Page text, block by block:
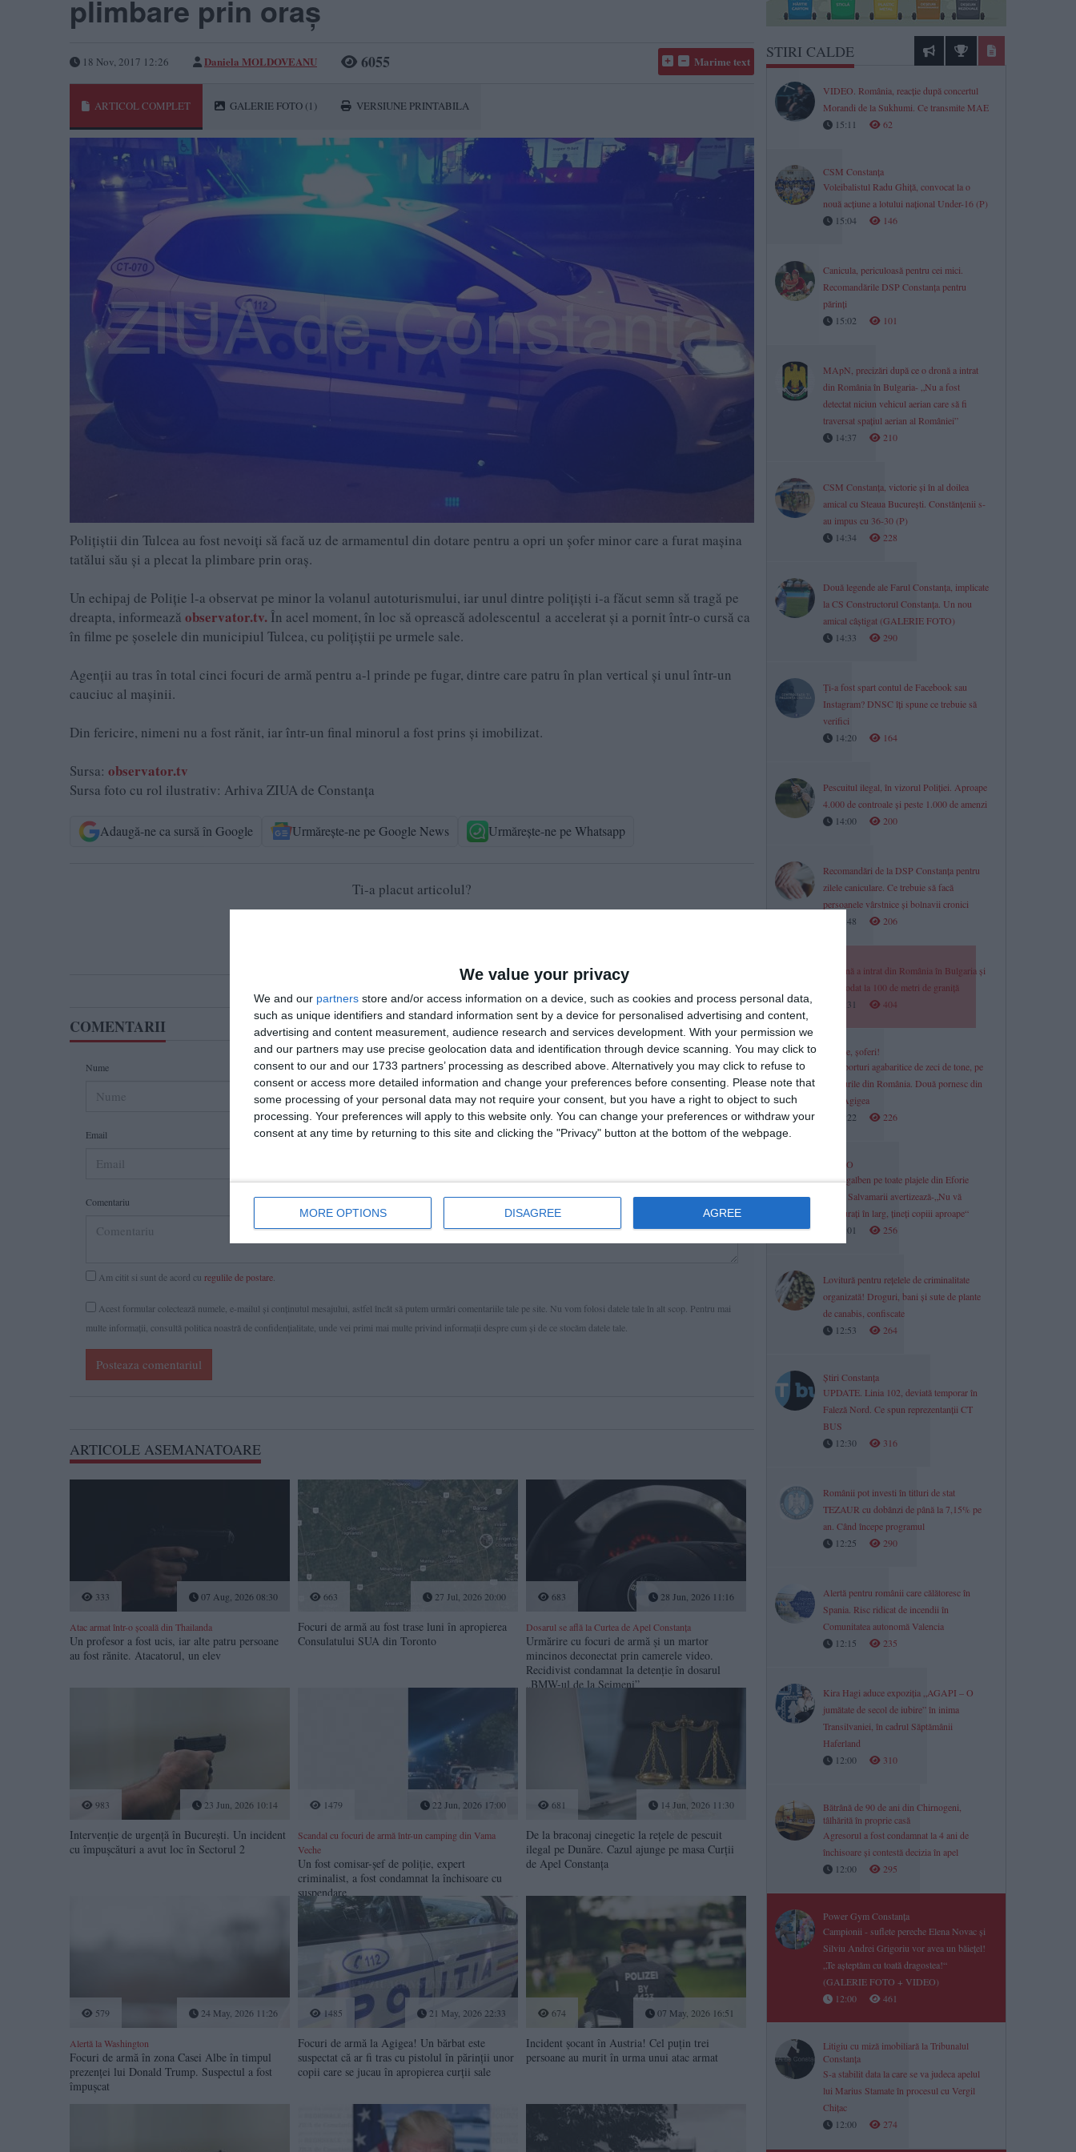
We value your privacy
We and our partners store and/or access information on a device, such as cookies and process personal data,
such as unique identifiers and standard information sent by a device for personalised advertising and content,
advertising and content measurement, audience research and services development. With your permission we
and our partners may use precise geolocation data and identification through device scanning. You may click to
consent to our and our 1733 partners’ processing as described above. Alternatively you may click to refuse to
consent or access more detailed information and change your preferences before consenting.
Please note that
some processing of your personal data may not require your consent, but you have a right to object to such
processing. Your preferences will apply to this website only. You can change your preferences or withdraw your
consent at any time by returning to this site and clicking the "Privacy" button at the bottom of the webpage.
MORE OPTIONS DISAGREE AGREE
plimbare prin oraș
18 Nov, 2017 12:26 Daniela MOLDOVEANU 6055 Marime text
ARTICOL COMPLET GALERIE FOTO (1) VERSIUNE PRINTABILA
Polițiștii din Tulcea au fost nevoiți să facă uz de armamentul din dotare pentru a opri un șofer minor care a furat mașina
tatălui său și a plecat la plimbare prin oraș.
Un echipaj de Poliție l-a observat pe minor la volanul autoturismului, iar unul dintre polițiști i-a făcut semn să tragă pe
dreapta, informează observator.tv.În acel moment, în loc să oprească adolescentul a accelerat și a pornit într-o cursă ca
în filme pe șoselele din municipiul Tulcea, cu polițiștii pe urmele sale.
Agenții au tras în total cinci focuri de armă pentru a-l prinde pe fugar, dintre care patru în plan vertical și unul într-un
cauciuc al mașinii.
Din fericire, nimeni nu a fost rănit, iar într-un final minorul a fost prins și imobilizat.
Sursa: observator.tv
Sursa foto cu rol ilustrativ: Arhiva ZIUA de Constanța
Adaugă-ne ca sursă în Google Urmărește-ne pe Google News Urmărește-ne pe Whatsapp
Ti-a placut articolul?
COMENTARII
Nume
Email
Comentariu
Am citit si sunt de acord cu regulile de postare
Acest formular colectează numele, e-mailul şi conținutul mesajului, astfel încât să putem urmări comentariile tale pe site. Nu vom folosi datele tale în alt scop. Pentru mai
multe informaţii, consultă politica noastră de confidenţialitate, unde vei primi mai multe privind informaţii despre cum și de ce stocăm datele tale.
Posteaza comentariul
ARTICOLE ASEMANATOARE
333 07 Aug, 2026 08:30
Atac armat într-o școală din Thailanda
Un profesor a fost ucis, iar alte patru persoane
au fost rănite. Atacatorul, un elev
663 27 Jul, 2026 20:00
Focuri de armă au fost trase luni în apropierea
Consulatului SUA din Toronto
683 28 Jun, 2026 11:16
Dosarul se află la Curtea de Apel Constanța
Urmărire cu focuri de armă și un martor
mincinos deconectat prin camerele video.
Recidivist condamnat la detenție în dosarul
„BMW-ul de la Seimeni”
983 23 Jun, 2026 10:14
Intervenție de urgență în București. Un incident
cu împușcături a avut loc în Sectorul 2
1479 22 Jun, 2026 17:00
Scandal cu focuri de armă într-un camping din Vama
Veche
Un fost comisar-șef de poliție, expert
criminalist, a fost condamnat la închisoare cu
suspendare
681 14 Jun, 2026 11:30
De la braconaj cinegetic la rețele de pescuit
ilegal pe Dunăre. Cazul ajunge pe masa Curții
de Apel Constanța
579 24 May, 2026 11:26
Alertă la Washington
Focuri de armă în zona Casei Albe în timpul
prezenței lui Donald Trump. Suspectul a fost
împușcat
1485 21 May, 2026 22:33
Focuri de armă la Agigea! Un bărbat este
suspectat că ar fi tras cu pistolul în părinții unor
copii care se jucau în apropierea curții sale
674 07 May, 2026 16:51
Incident șocant în Austria! Cel puțin trei
persoane au murit în urma unui atac armat
STIRI CALDE
VIDEO. România, reacție după concertul
Morandi de la Sukhumi. Ce transmite MAE
15:11
62
CSM Constanța
Voleibalistul Radu Ghiță, convocat la o
nouă acțiune a lotului național Under-16 (P)
15:04
146
Canicula, periculoasă pentru cei mici.
Recomandările DSP Constanța pentru
părinți
15:02
101
MApN, precizări după ce o dronă a intrat
din România în Bulgaria- „Nu a fost
detectat niciun vehicul aerian care să fi
traversat spațiul aerian al României”
14:37
210
CSM Constanța, victorie și în al doilea
amical cu Steaua București. Constănțenii s-
au impus cu 36-30 (P)
14:34
228
Două legende ale Farul Constanța, implicate
la CS Constructorul Constanța. Un nou
amical câștigat (GALERIE FOTO)
14:33
290
Ți-a fost spart contul de Facebook sau
Instagram? DNSC îți spune ce trebuie să
verifici
14:20
164
Pescuitul ilegal, în vizorul Poliției. Aproape
4.000 de controale și peste 1.000 de amenzi
14:00
200
Recomandări de la DSP Constanța pentru
zilele caniculare. Ce trebuie să facă
persoanele vârstnice și bolnavii cronici
13:48
206
O dronă a intrat din România în Bulgaria și
a explodat la 100 de metri de graniță
13:31
404
Atenție, șoferi!
Transporturi agabaritice de zeci de tone, pe
drumurile din România. Două pornesc din
PTF Agigea
13:22
226
VIDEO
Steag galben pe toate plajele din Eforie
Nord. Salvamarii avertizează-„Nu vă
aventurați în larg, țineți copiii aproape“
13:01
256
Lovitură pentru rețelele de criminalitate
organizată! Droguri, bani și sute de plante
de canabis, confiscate
12:53
264
Știri Constanța
UPDATE. Linia 102, deviată temporar în
Faleză Nord. Ce spun reprezentanții CT
BUS
12:30
316
Românii pot investi în titluri de stat
TEZAUR cu dobânzi de până la 7,15% pe
an. Când începe programul
12:25
290
Alertă pentru românii care călătoresc în
Spania. Risc ridicat de incendii în
Comunitatea autonomă Valencia
12:15
235
Kira Hagi aduce expoziția „AGAPI – O
jumătate de secol de iubire” în inima
Transilvaniei, în cadrul Săptămânii
Haferland
12:00
310
Bătrână de 90 de ani din Chirnogeni,
tâlhărită în proprie casă
Agresorul a fost condamnat la 4 ani de
închisoare și contestă decizia în apel
12:00
295
Power Gym Constanța
Campionii - suflete pereche Elena Novac și
Silviu Andrei Grigoriu vor avea un băiețel!
„Te așteptăm cu toată dragostea!“
(GALERIE FOTO + VIDEO)
12:00
461
Litigiu cu miză imobiliară la Tribunalul
Constanța
S-a stabilit data la care se va judeca apelul
lui Marius Stamate în procesul cu Vergil
Chițac
12:00
274